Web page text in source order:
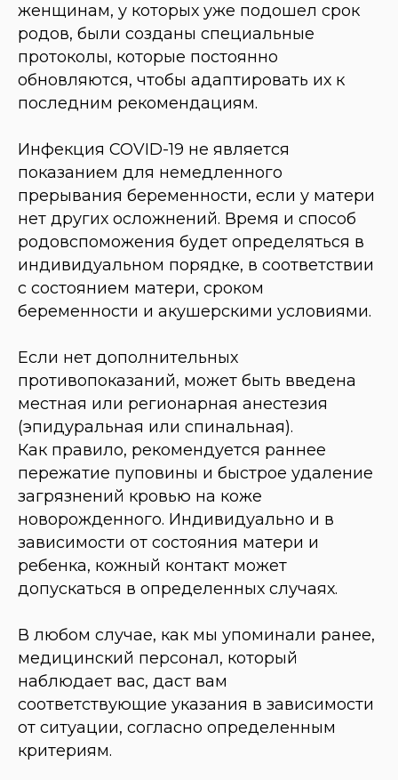
женщинам, у которых уже подошел срок
родов, были созданы специальные
протоколы, которые постоянно
обновляются, чтобы адаптировать их к
последним рекомендациям.
Инфекция COVID-19 не является
показанием для немедленного
прерывания беременности, если у матери
нет других осложнений. Время и способ
родовспоможения будет определяться в
индивидуальном порядке, в соответствии
с состоянием матери, сроком
беременности и акушерскими условиями.
Если нет дополнительных
противопоказаний, может быть введена
местная или регионарная анестезия
(эпидуральная или спинальная).
Как правило, рекомендуется раннее
пережатие пуповины и быстрое удаление
загрязнений кровью на коже
новорожденного. Индивидуально и в
зависимости от состояния матери и
ребенка, кожный контакт может
допускаться в определенных случаях.
В любом случае, как мы упоминали ранее,
медицинский персонал, который
наблюдает вас, даст вам
соответствующие указания в зависимости
от ситуации, согласно определенным
критериям.